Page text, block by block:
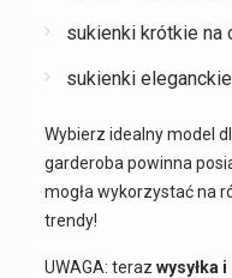
sukienki krótkie na
sukienki
Wybierz idealny model
garderoba powinna
mogła wykorzystać na
trendy!
UWAGA: teraz wysyłka